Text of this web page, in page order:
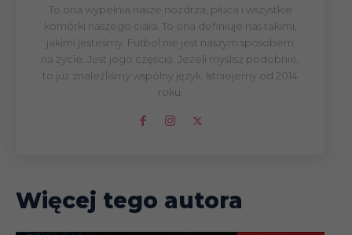
To ona wypełnia nasze nozdrza, płuca i wszystkie
komórki naszego ciała. To ona definiuje nas takimi,
jakimi jesteśmy. Futbol nie jest naszym sposobem
na życie. Jest jego częścią. Jeżeli myślisz podobnie,
to już znaleźliśmy wspólny język. Istniejemy od 2014
roku.
Więcej tego autora